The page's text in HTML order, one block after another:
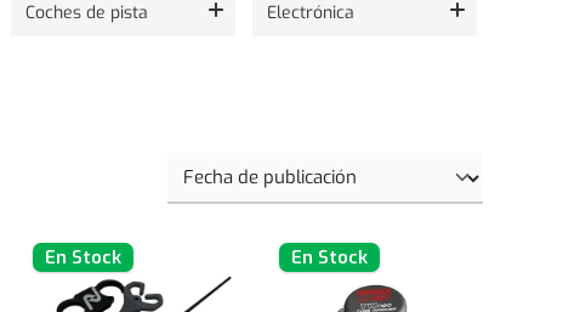
Coches de pista Electrónica
En Stock En Stock